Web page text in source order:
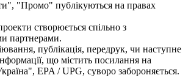
"Промо" публікуються на правах
створюється спільно з
партнерами.
публікація, передрук, чи наступне
що містить посилання на
EPA / UPG, суворо забороняється.